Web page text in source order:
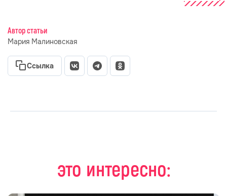
Автор статьи
Мария Малиновская
Ссылка
это интересно: